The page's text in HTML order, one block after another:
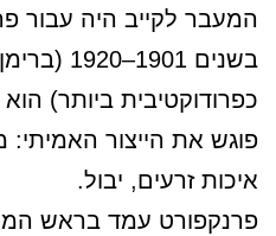
המעבר לקייב היה עבור
בשנים
כפרודוקטיבית ביותר)
פוגש את הייצור האמיתי:
איכות זרעים, יבול.
פרנקפורט עמד בראש